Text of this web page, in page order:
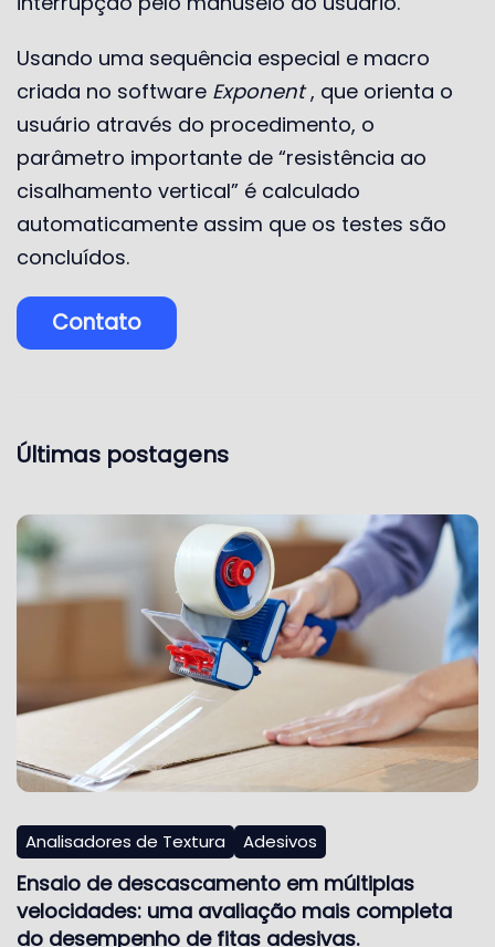
Usando uma sequência especial e macro
criada no software Exponent, que orienta o
usuário através do procedimento, o
parâmetro importante de “resistência ao
cisalhamento vertical” é calculado
automaticamente assim que os testes são
concluídos.
Contato
Últimas postagens
Analisadores de Textura Adesivos
Ensaio de descascamento em múltiplas
velocidades: uma avaliação mais completa
do desempenho de fitas adesivas.